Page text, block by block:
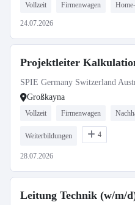
Vollzeit Firmenwagen
24.07.2026
Projektleiter
SPIE Germany Switzerland
Großkayna
Vollzeit Firmenwagen
Weiterbildungen 4
28.07.2026
Leitung Technik (w/m/